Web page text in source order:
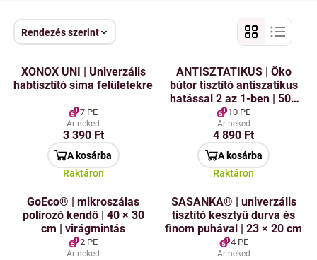
Rendezés szerint
XONOX UNI | Univerzális
habtisztító sima felületekre
7 PE
Ár neked
3 390 Ft
A kosárba
Raktáron
ANTISZTATIKUS | Öko
bútor tisztító antiszatikus
hatással 2 az 1-ben | 500
ml
10 PE
Ár neked
4 890 Ft
A kosárba
Raktáron
GoEco® | mikroszálas
polírozó kendő | 40 × 30
cm | virágmintás
2 PE
Ár neked
SASANKA® | univerzális
tisztító kesztyű durva és
finom puhával | 23 × 20 cm
4 PE
Ár neked